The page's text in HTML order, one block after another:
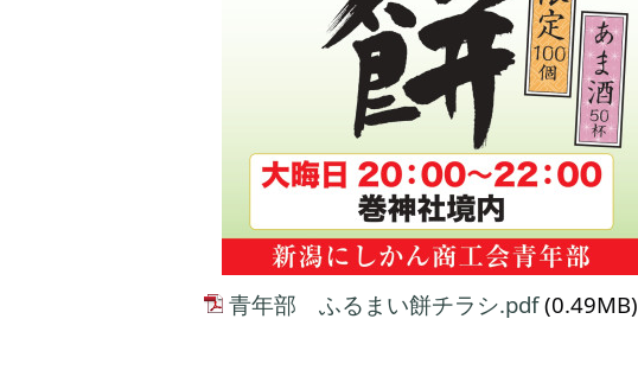
青年部 ふるまい餅チラシ.pdf(0.49MB)